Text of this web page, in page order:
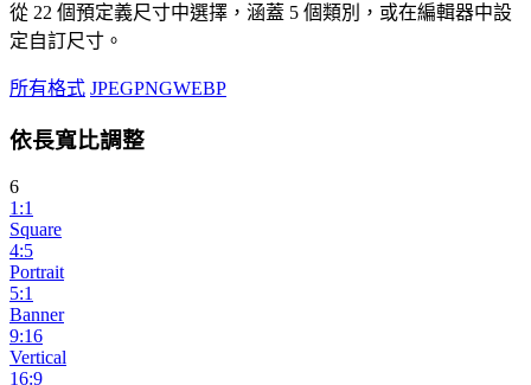
從 22 個預定義尺寸中選擇，涵蓋 5 個類別，或在編輯器中設
定自訂尺寸。
所有格式 JPEGPNGWEBP
依長寬比調整
6
1:1
Square
4:5
Portrait
5:1
Banner
9:16
Vertical
16:9